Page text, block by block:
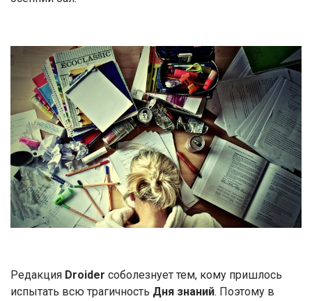
Редакция Droider соболезнует тем, кому пришлось
испытать всю трагичность Дня знаний. Поэтому в